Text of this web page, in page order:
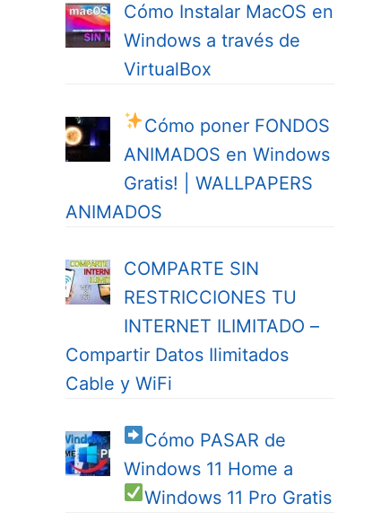
Cómo Instalar MacOS en
Windows a través de
VirtualBox
Cómo poner FONDOS
ANIMADOS en Windows
Gratis! | WALLPAPERS
ANIMADOS
COMPARTE SIN
RESTRICCIONES TU
INTERNET ILIMITADO –
Compartir Datos Ilimitados
Cable y WiFi
Cómo PASAR de
Windows 11 Home a
Windows 11 Pro Gratis